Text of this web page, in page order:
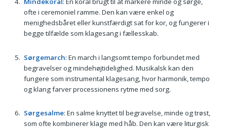
ofte i ceremoniel ramme. Den kan være enkel og
menighedsbåret eller kunstfærdigt sat for kor, og fungerer i
begge tilfælde som klagesang i fællesskab.
Sørgemarch: En march i langsomt tempo forbundet med
begravelser og mindehøjtidelighed. Musikalsk kan den
fungere som instrumental klagesang, hvor harmonik, tempo
og klang farver processionens rytme med sorg.
Sørgesalme: En salme knyttet til begravelse, minde og trøst,
som ofte kombinerer klage med håb. Den kan være liturgisk